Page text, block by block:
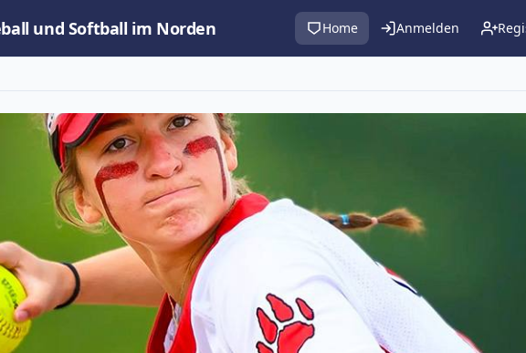
und Softball im Norden Home Anmelden